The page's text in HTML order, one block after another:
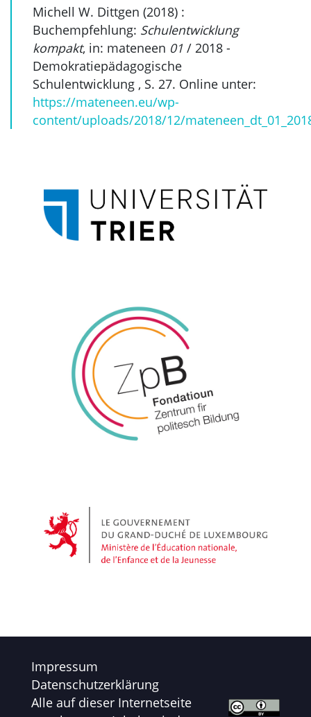
Michell W. Dittgen (2018) :
Buchempfehlung: Schulentwicklung
kompakt, in: mateneen 01 / 2018 -
Demokratiepädagogische
Schulentwicklung , S. 27. Online unter:
https://mateneen.eu/wp-
content/uploads/2018/12/
Impressum
Datenschutzerklärung
Alle auf dieser Internetseite